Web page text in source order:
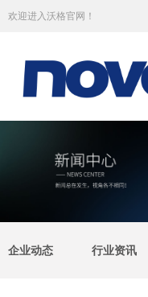
欢迎进入沃格官网！
企业动态 行业资讯